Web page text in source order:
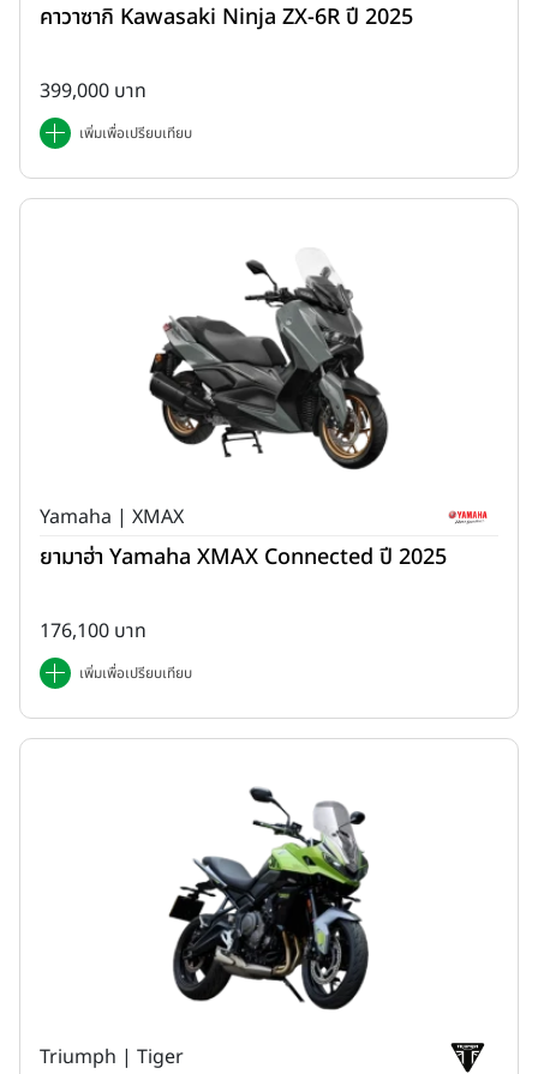
คาวาซากิ Kawasaki Ninja ZX-6R ปี 2025
399,000 บาท
เพิ่มเพื่อเปรียบเทียบ
Yamaha | XMAX
ยามาฮ่า Yamaha XMAX Connected ปี 2025
176,100 บาท
เพิ่มเพื่อเปรียบเทียบ
Triumph | Tiger